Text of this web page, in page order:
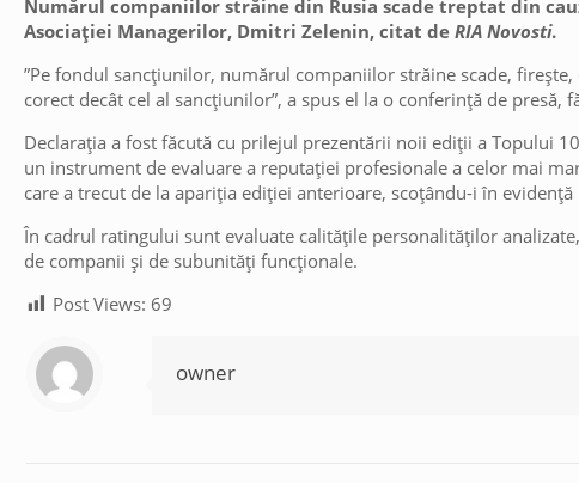
Numărul companiilor străine din Rusia scade treptat din
Asociației Managerilor, Dmitri Zelenin, citat deRIA Novosti.
”Pe fondul sancțiunilor, numărul companiilor străine scade,
corect decât cel al sancțiunilor”, a spus el la o conferință de
Declarația a fost făcută cu prilejul prezentării noii ediții a Topului
un instrument de evaluare a reputației profesionale a celor mai
care a trecut de la apariția ediției anterioare, scoțându-i în
În cadrul ratingului sunt evaluate calitățile personalităților
de companii și de subunități funcționale.
Post Views: 69
owner